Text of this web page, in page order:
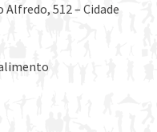
Alfredo, 512 – Cidade